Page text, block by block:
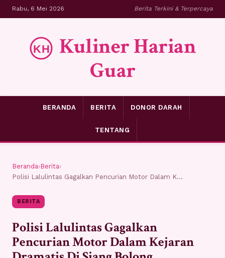
Rabu, 6 Mei 2026 Berita Terkini & Terpercaya
Kuliner Harian
Guar
BERANDA BERITA DONOR DARAH
TENTANG
Beranda›Berita›
Polisi Lalulintas Gagalkan Pencurian Motor Dalam K...
BERITA
Polisi Lalulintas Gagalkan
Pencurian Motor Dalam Kejaran